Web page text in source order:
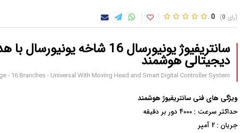
0 0
سانتریفیوژ یونیورسال 16
دیجیتالی هوشمند
- 16 Branches - Universal With Moving Head and Smart Digital Controller System
ویژگی های فنی سانتریفیوژ هوشمند
حداکثر سرعت : 4000 دور بر دقیقه
جریان : 2 آمپر